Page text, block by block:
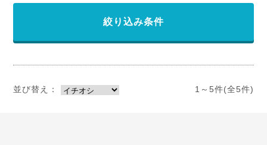
絞り込み条件
並び替え： 1～5件(全5件)